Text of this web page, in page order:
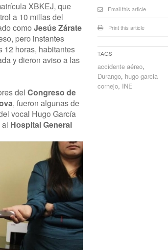
XBKEJ, que
a 10 millas del
como Jesús Zárate
pero instantes
12 horas, habitantes
y dieron aviso a las
del Congreso de
, fueron algunas de
vocal Hugo García
Hospital General
Email this article
Print this article
Tags
accidente aéreo,
Durango, hugo garcia
cornejo, INE